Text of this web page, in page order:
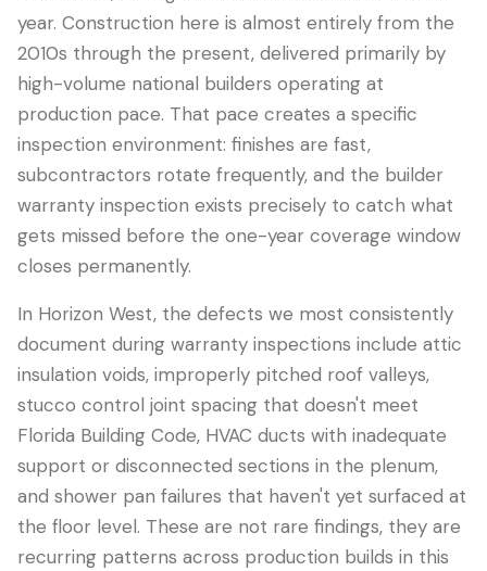
LANGUAGE
Português
407-205-7228
Agendar Inspeção
year. Construction here is almost entirely from the
2010s through the present, delivered primarily by
high-volume national builders operating at
production pace. That pace creates a specific
inspection environment: finishes are fast,
subcontractors rotate frequently, and the builder
warranty inspection exists precisely to catch what
gets missed before the one-year coverage window
closes permanently.
In Horizon West, the defects we most consistently
document during warranty inspections include attic
insulation voids, improperly pitched roof valleys,
stucco control joint spacing that doesn't meet
Florida Building Code, HVAC ducts with inadequate
support or disconnected sections in the plenum,
and shower pan failures that haven't yet surfaced at
the floor level. These are not rare findings, they are
recurring patterns across production builds in this